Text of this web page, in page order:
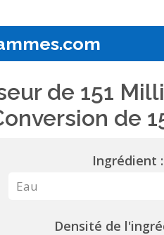
de 151
de
Ingrédient :
Densité de